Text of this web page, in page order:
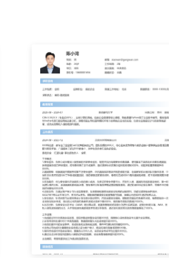
不会写简历？这8个高质量简
100分简历官方
你的简历为什么总是被筛掉
100分简历官方
10个值得试用的制作简历网
100分简历官方